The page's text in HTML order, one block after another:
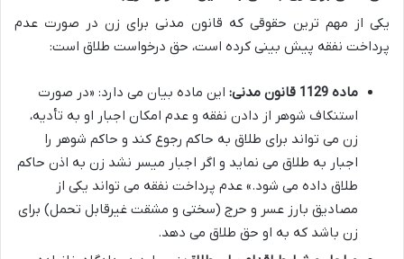
یکی از مهم ترین حقوقی که قانون مدنی برای زن در صورت عدم
پرداخت نفقه پیش بینی کرده است، حق درخواست طلاق است:
ماده 1129 قانون مدنی:
این ماده بیان می دارد: «در صورت
استنکاف شوهر از دادن نفقه و عدم امکان اجبار او به تأدیه،
زن می تواند برای طلاق به حاکم رجوع کند و حاکم شوهر را
اجبار به طلاق می نماید و اگر اجبار میسر نشد زن به اذن حاکم
طلاق داده می شود.» عدم پرداخت نفقه می تواند یکی از
مصادیق بارز عسر و حرج (سختی و مشقت غیرقابل تحمل) برای
زن باشد که به او حق طلاق می دهد.